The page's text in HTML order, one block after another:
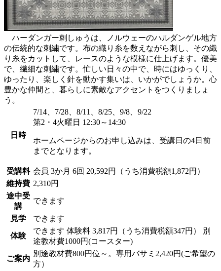
ハーダンガー刺しゅうは、ノルウェーのハルダンゲル地方
の伝統的な刺繍です。布の織り糸を数えながら刺し、その織
り糸をカットして、レースのような模様に仕上げます。優美
で、繊細な刺繍です。忙しい日々の中で、時にはゆっくり、
ゆったり、楽しく針を動かす集いは、いかがでしょうか。心
豊かな仲間と、暮らしに素敵なアクセントをつくりましょ
う。
日時
7/14、7/28、8/11、8/25、9/8、9/22
第2・4火曜日 12:30～14:30
ホームページからのお申し込みは、受講日の4日前
までとなります。
受講料 会員 3か月 6回 20,592円（うち消費税額1,872円）
維持費 2,310円
途中受
講
できます
見学 できます
体験
できます 体験料 3,817円（うち消費税額347円）
別
途教材費1000円(コースター)
ご案内
別途教材費800円位～。専用バサミ2,420円(ご希望の
方）